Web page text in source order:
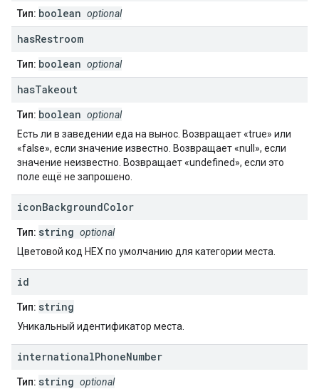
Тип: boolean optional
hasRestroom
Тип: boolean optional
hasTakeout
Тип: boolean optional
Есть ли в заведении еда на вынос. Возвращает «true» или
«false», если значение известно. Возвращает «null», если
значение неизвестно. Возвращает «undefined», если это
поле ещё не запрошено.
iconBackgroundColor
Тип: string optional
Цветовой код HEX по умолчанию для категории места.
id
Тип: string
Уникальный идентификатор места.
internationalPhoneNumber
Тип: string optional